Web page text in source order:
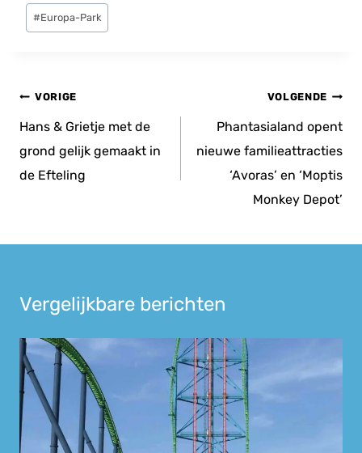
Bericht
tags:
#Europa-Park
Bericht
navigatie
VORIGE
Hans & Grietje met de
grond gelijk gemaakt in
de Efteling
VOLGENDE
Phantasialand opent
nieuwe familieattracties
‘Avoras’ en ‘Moptis
Monkey Depot’
Vergelijkbare berichten